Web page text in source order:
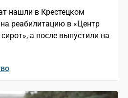
нашли в Крестецком
реабилитацию в «Центр
а после выпустили на